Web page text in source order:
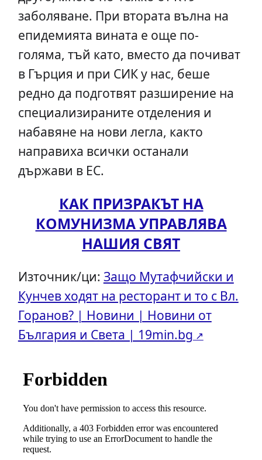
заболяване. При втората вълна на
епидемията вината е още по-
голяма, тъй като, вместо да почиват
в Гърция и при СИК у нас, беше
редно да подготвят разширение на
специализираните отделения и
набавяне на нови легла, както
направиха всички останали
държави в ЕС.
КАК ПРИЗРАКЪТ НА
КОМУНИЗМА УПРАВЛЯВА
НАШИЯ СВЯТ
Източник/ци: Защо Мутафчийски и
Кунчев ходят на ресторант и то с Вл.
Горанов? | Новини | Новини от
България и Света | 19min.bg